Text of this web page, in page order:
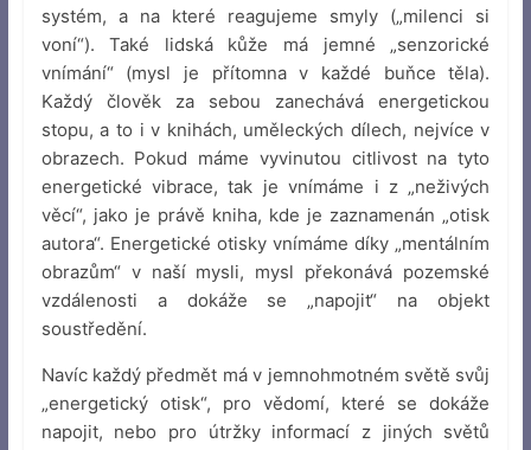
systém, a na které reagujeme smyly („milenci si
voní“). Také lidská kůže má jemné „senzorické
vnímání“ (mysl je přítomna v každé buňce těla).
Každý člověk za sebou zanechává energetickou
stopu, a to i v knihách, uměleckých dílech, nejvíce v
obrazech. Pokud máme vyvinutou citlivost na tyto
energetické vibrace, tak je vnímáme i z „neživých
věcí“, jako je právě kniha, kde je zaznamenán „otisk
autora“. Energetické otisky vnímáme díky „mentálním
obrazům“ v naší mysli, mysl překonává pozemské
vzdálenosti a dokáže se „napojit“ na objekt
soustředění.
Navíc každý předmět má v jemnohmotném světě svůj
„energetický otisk“, pro vědomí, které se dokáže
napojit, nebo pro útržky informací z jiných světů